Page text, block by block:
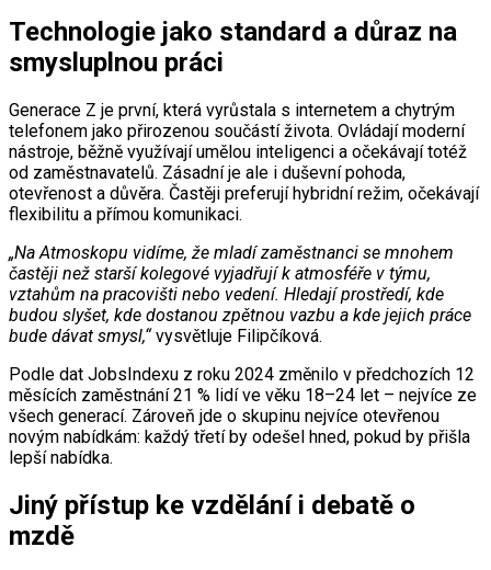
Technologie jako standard a důraz na
smysluplnou práci
Generace Z je první, která vyrůstala s internetem a chytrým
telefonem jako přirozenou součástí života. Ovládají moderní
nástroje, běžně využívají umělou inteligenci a očekávají totéž
od zaměstnavatelů. Zásadní je ale i duševní pohoda,
otevřenost a důvěra. Častěji preferují hybridní režim, očekávají
flexibilitu a přímou komunikaci.
„Na Atmoskopu vidíme, že mladí zaměstnanci se mnohem
častěji než starší kolegové vyjadřují k atmosféře v týmu,
vztahům na pracovišti nebo vedení. Hledají prostředí, kde
budou slyšet, kde dostanou zpětnou vazbu a kde jejich práce
bude dávat smysl,“vysvětluje Filipčíková.
Podle dat JobsIndexu z roku 2024 změnilo v předchozích 12
měsících zaměstnání 21 % lidí ve věku 18–24 let – nejvíce ze
všech generací. Zároveň jde o skupinu nejvíce otevřenou
novým nabídkám: každý třetí by odešel hned, pokud by přišla
lepší nabídka.
Jiný přístup ke vzdělání i debatě o
mzdě